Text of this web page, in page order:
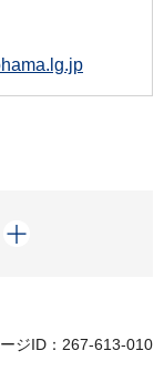
ジID：267-613-010